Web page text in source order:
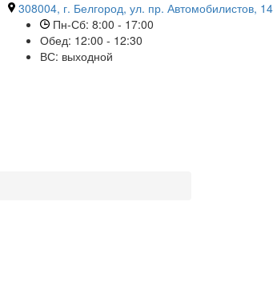
308004, г. Белгород, ул. пр. Автомобилистов, 14
Пн-Сб: 8:00 - 17:00
Обед: 12:00 - 12:30
ВС: выходной